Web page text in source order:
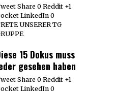
Share 0 Reddit +1
LinkedIn 0
UNSERER TG
15 Dokus muss
gesehen haben
Share 0 Reddit +1
LinkedIn 0